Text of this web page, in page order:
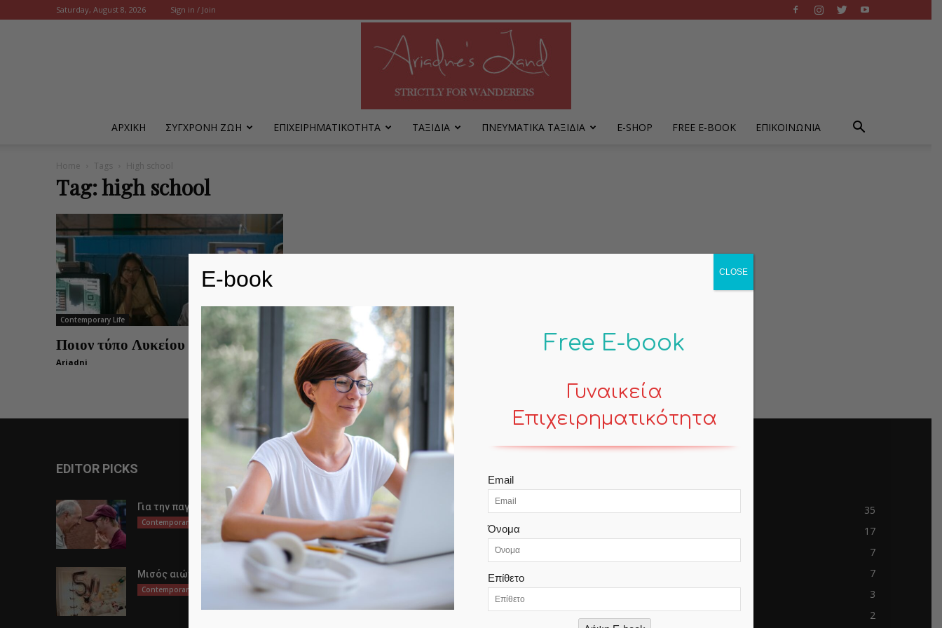
Saturday, August 8, 2026 Sign in / Join
ΑΡΧΙΚΗ ΣΥΓΧΡΟΝΗ ΖΩΗ ΕΠΙΧΕΙΡΗΜΑΤΙΚΟΤΗΤΑ ΤΑΞΙΔΙΑ ΠΝΕΥΜΑΤΙΚΑ ΤΑΞΙΔΙΑ Ε-SHOP FREE E-BOOK ΕΠΙΚΟΙΝΩΝΙΑ
Home Tags High school
Tag: high school
Contemporary Life
Ποιον τύπο Λυκείου να επιλέξω;
Ariadni 0
EDITOR PICKS
Για την παγκόσμια μέρα αυτισμού
Contemporary Life
Μισός αιώνας ζωής
Contemporary Life
POPULAR POSTS
Τοξικοί άνθρωποι
Δήλος – μια Ουτοπία που υπήρξε
Contemporary Life
35
17
7
7
3
blokkfont.com
2
E-book
Free E-book
Γυναικεία
Επιχειρηματικότητα
Email
Όνομα
Επίθετο
CLOSE